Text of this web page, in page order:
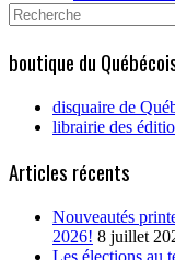
Search
for:
boutique du
disquaire de
librairie des
Articles récents
Nouveautés
2026! 8 juillet